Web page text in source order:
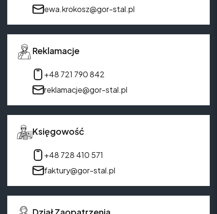
ewa.krokosz@gor-stal.pl
Reklamacje
+48 721 790 842
reklamacje@gor-stal.pl
Księgowość
+48 728 410 571
faktury@gor-stal.pl